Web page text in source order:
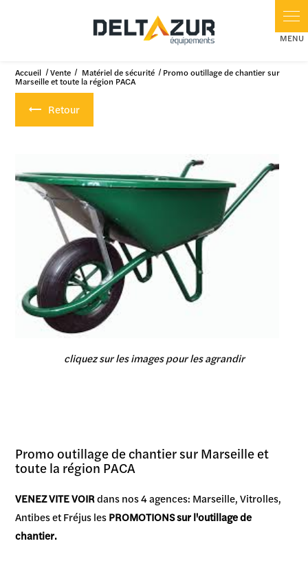
Accueil Vente Matériel de sécurité Promo outillage de chantier sur
Marseille et toute la région PACA
Retour
cliquez sur les images pour les agrandir
Promo outillage de chantier sur Marseille et
toute la région PACA
VENEZ VITE VOIRdans nos 4 agences: Marseille, Vitrolles,
Antibes et Fréjus lesPROMOTIONS sur l'outillage de
chantier.